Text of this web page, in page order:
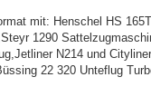
mit: Henschel HS
1290
N214 und
22 320 Unteflug